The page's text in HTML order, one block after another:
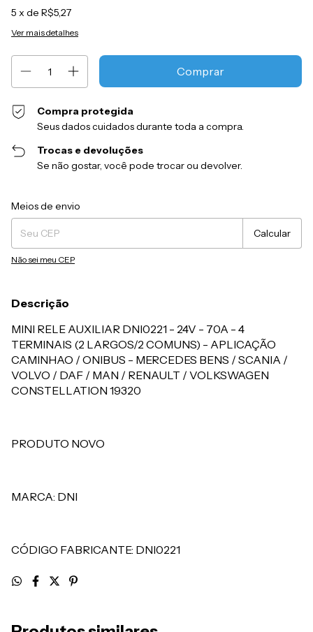
5 x de R$5,27
Ver mais detalhes
Compra protegida
Seus dados cuidados durante toda a compra.
Trocas e devoluções
Se não gostar, você pode trocar ou devolver.
Entregas para o CEP:
Meios de envio
Calcular
Não sei meu CEP
Descrição
MINI RELE AUXILIAR DNI0221 - 24V - 70A - 4
TERMINAIS (2 LARGOS/2 COMUNS) - APLICAÇÃO
CAMINHAO / ONIBUS - MERCEDES BENS / SCANIA /
VOLVO / DAF / MAN / RENAULT / VOLKSWAGEN
CONSTELLATION 19320
PRODUTO NOVO
MARCA: DNI
CÓDIGO FABRICANTE: DNI0221